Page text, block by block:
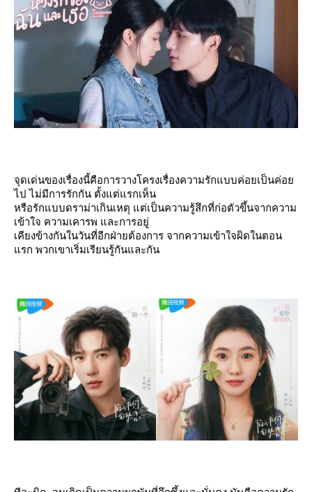
จุดเด่นของเรื่องนี้คือการวางโครงเรื่องความรักแบบค่อยเป็นค่อ
ไป ไม่มีการรักกัน ตั้งแต่แรกเห็น
หรือรักแบบดราม่าเกินเหตุ แต่เป็นความรู้สึกที่ก่อตัวขึ้นจากความ
เข้าใจ ความเคารพ และการอยู่
เคียงข้างกันในวันที่อีกฝ่ายต้องการ จากความเข้าใจผิดในตอน
รก พวกเขาเริ่มเรียนรู้กันและกัน